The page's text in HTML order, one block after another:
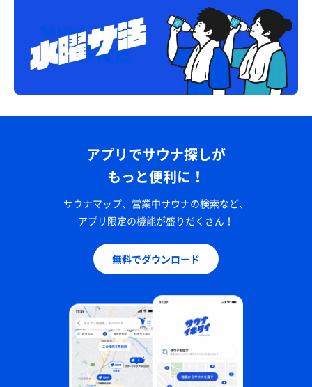
アプリでサウナ探しが
もっと便利に！
サウナマップ、営業中サウナの検索など、
アプリ限定の機能が盛りだくさん！
無料でダウンロード